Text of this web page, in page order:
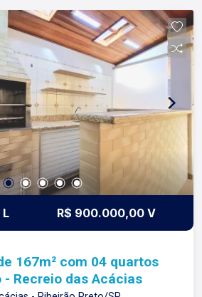
Desde 1987 esta é a
propósito e o verdadeiro
que fazemos. Todos os dias
fortes e indeléveis com
e clientes. Somos uma
a tradicionalidade com o
da atualidade. A Lago é
em Ribeirão Preto!
R$ 900.000,00 V
167m² com 04 quartos
Recreio das Acácias